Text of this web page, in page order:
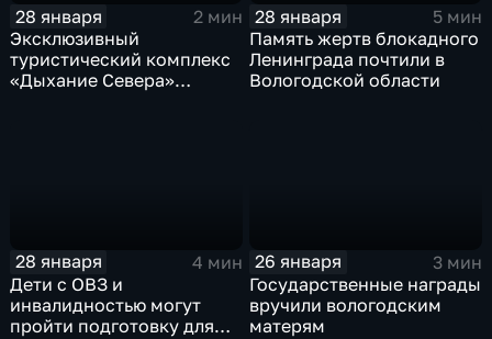
28 января
2 мин
Эксклюзивный
туристический комплекс
«Дыхание Севера»
28 января
5 мин
Память жертв блокадного
Ленинграда почтили в
Вологодской области
28 января
4 мин
Дети с ОВЗ и
инвалидностью могут
пройти подготовку для
26 января
3 мин
Государственные награды
вручили вологодским
матерям